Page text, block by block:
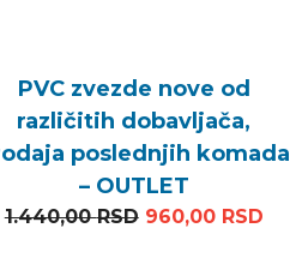
2.400,00 RSD.
cena je: 720,00 RSD.
PVC zvezde nove od
različitih dobavljača,
poslednjih komada
– OUTLET
1.440,00RSD Originalna
960,00 RSD